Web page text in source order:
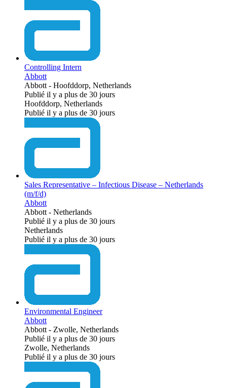
Controlling Intern
Abbott
Abbott - Hoofddorp, Netherlands
Publié il y a plus de 30 jours
Hoofddorp, Netherlands
Publié il y a plus de 30 jours
Sales Representative – Infectious Disease – Netherlands
(m/f/d)
Abbott
Abbott - Netherlands
Publié il y a plus de 30 jours
Netherlands
Publié il y a plus de 30 jours
Environmental Engineer
Abbott
Abbott - Zwolle, Netherlands
Publié il y a plus de 30 jours
Zwolle, Netherlands
Publié il y a plus de 30 jours